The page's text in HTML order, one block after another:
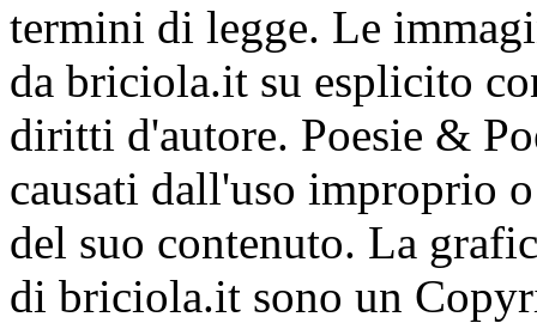
termini di legge. Le
da briciola.it su esplicito
diritti d'autore. Poesie &
causati dall'uso improprio
del suo contenuto. La
di briciola.it sono un